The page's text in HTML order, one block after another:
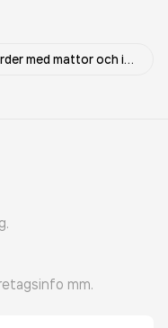
Detaljhandel via internet eller postorder med mattor och inredningstextilier
mm.